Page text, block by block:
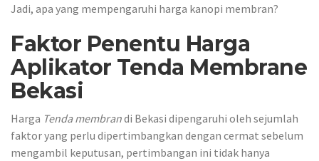
Jadi, apa yang mempengaruhi harga kanopi membran?
Faktor Penentu Harga
Aplikator Tenda Membrane
Bekasi
Harga Tenda membrandi Bekasi dipengaruhi oleh sejumlah
faktor yang perlu dipertimbangkan dengan cermat sebelum
mengambil keputusan, pertimbangan ini tidak hanya